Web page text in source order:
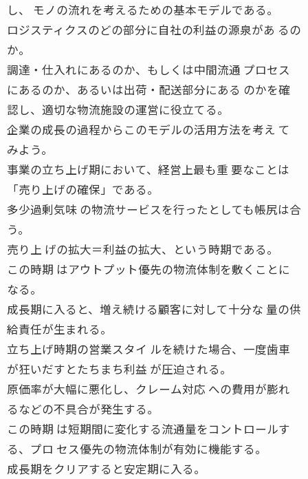
し、 モノの流れを考えるための基本モデルである。
ロジスティクスのどの部分に自社の利益の源泉があ るの
か。
調達・仕入れにあるのか、もしくは中間流通 プロセス
にあるのか、あるいは出荷・配送部分にある のかを確
認し、適切な物流施設の運営に役立てる。
企業の成長の過程からこのモデルの活用方法を考え て
みよう。
事業の立ち上げ期において、経営上最も重 要なことは
「売り上げの確保」である。
多少過剰気味 の物流サービスを行ったとしても帳尻は合
う。
売り上 げの拡大＝利益の拡大、という時期である。
この時期 はアウトプット優先の物流体制を敷くことに
なる。
成長期に入ると、増え続ける顧客に対して十分な 量の供
給責任が生まれる。
立ち上げ時期の営業スタイ ルを続けた場合、一度歯車
が狂いだすとたちまち利益 が圧迫される。
原価率が大幅に悪化し、クレーム対応 への費用が膨れ
るなどの不具合が発生する。
この時期 は短期間に変化する流通量をコントロールす
る、プロ セス優先の物流体制が有効に機能する。
成長期をクリアすると安定期に入る。